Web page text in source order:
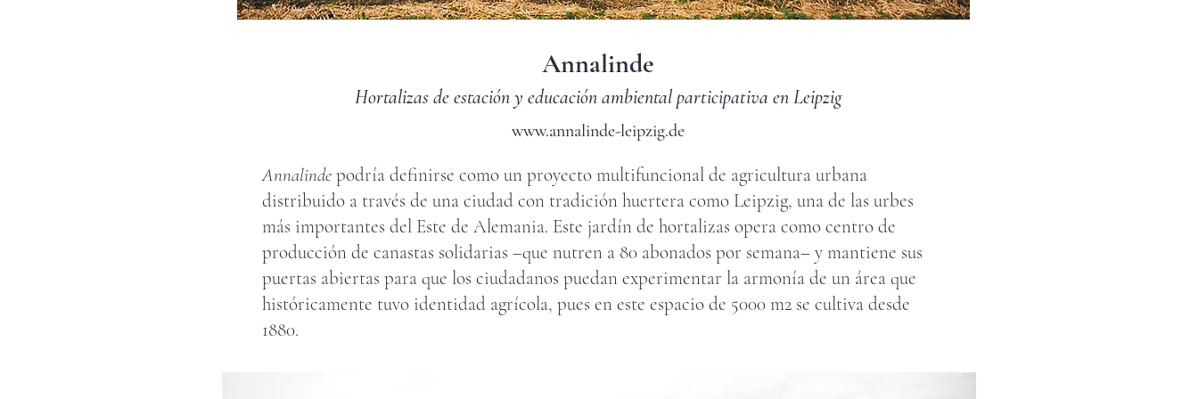
Annalinde podría definirse como un proyecto multifuncional de agricultura urbana
distribuido a través de una ciudad con tradición huertera como Leipzig, una de las urbes
más importantes del Este de Alemania. Este jardín de hortalizas opera como centro de
producción de canastas solidarias –que nutren a 80 abonados por semana– y mantiene sus
puertas abiertas para que los ciudadanos puedan experimentar la armonía de un área que
históricamente tuvo identidad agrícola, pues en este espacio de 5000 m2 se cultiva desde
1880.
Annalinde
Hortalizas de estación y educación ambiental participativa en Leipzig
www.annalinde-leipzig.de